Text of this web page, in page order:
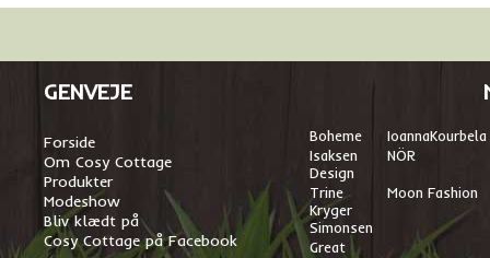
GENVEJE
Forside
Om Cosy Cottage
Produkter
Modeshow
Bliv klædt på
Cosy Cottage på Facebook
Boheme IoannaKourbela
Isaksen
Design
NÖR
Trine
Kryger
Simonsen
Moon Fashion
Great